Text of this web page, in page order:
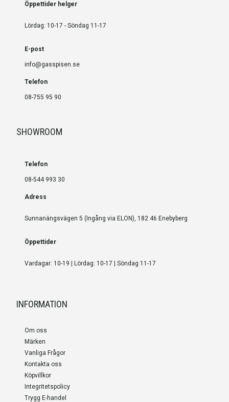
Öppettider helger
Lördag: 10-17 - Söndag 11-17
E-post
info@gasspisen.se
Telefon
08-755 95 90
SHOWROOM
Telefon
08-544 993 30
Adress
Sunnanängsvägen 5 (Ingång via ELON), 182 46 Enebyberg
Öppettider
Vardagar: 10-19 | Lördag: 10-17 | Söndag 11-17
INFORMATION
Om oss
Märken
Vanliga Frågor
Kontakta oss
Köpvillkor
Integritetspolicy
Trygg E-handel